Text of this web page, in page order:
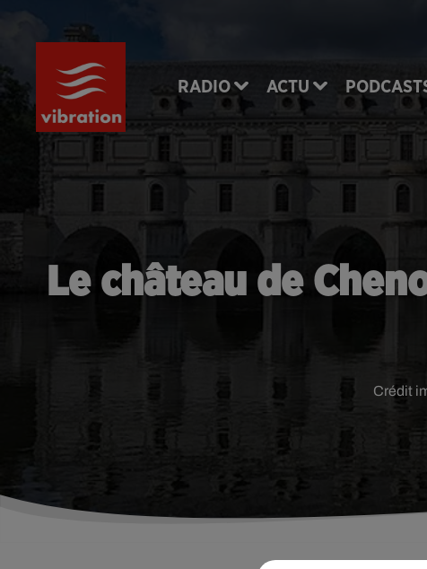
RADIO ACTU
Le château de
Crédit